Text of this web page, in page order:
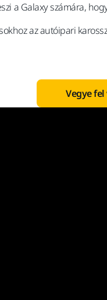
a Galaxy számára,
az autóipari
Vegye